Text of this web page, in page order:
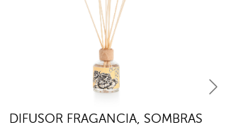
DIFUSOR FRAGANCIA, SOMBRAS